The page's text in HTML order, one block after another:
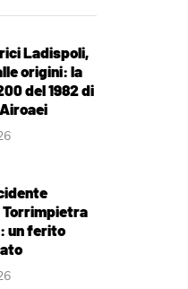
Ladispoli,
origini: la
del 1982 di
Torrimpietra
un ferito